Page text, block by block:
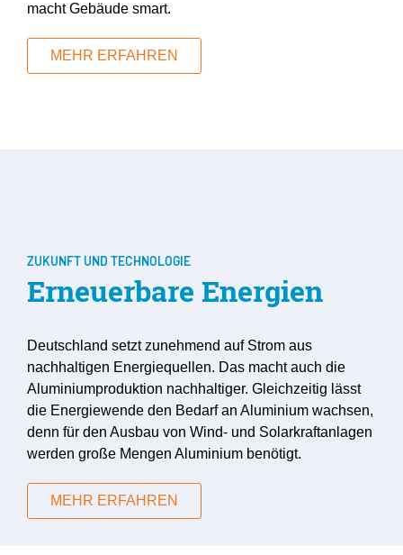
macht Gebäude smart.
MEHR ERFAHREN
ZUKUNFT UND TECHNOLOGIE
Erneuerbare Energien
Deutschland setzt zunehmend auf Strom aus
nachhaltigen Energiequellen. Das macht auch die
Aluminiumproduktion nachhaltiger. Gleichzeitig lässt
die Energiewende den Bedarf an Aluminium wachsen,
denn für den Ausbau von Wind- und Solarkraftanlagen
werden große Mengen Aluminium benötigt.
MEHR ERFAHREN